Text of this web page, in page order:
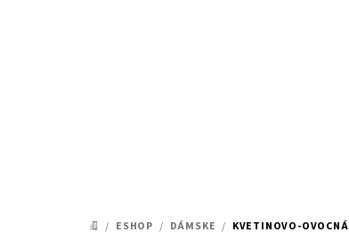
DOMOV
/ ESHOP / DÁMSKE / KVETINOVO-OVOCNÁ